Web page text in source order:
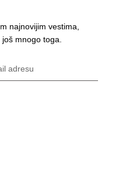
najnovijim vestima,
mnogo toga.